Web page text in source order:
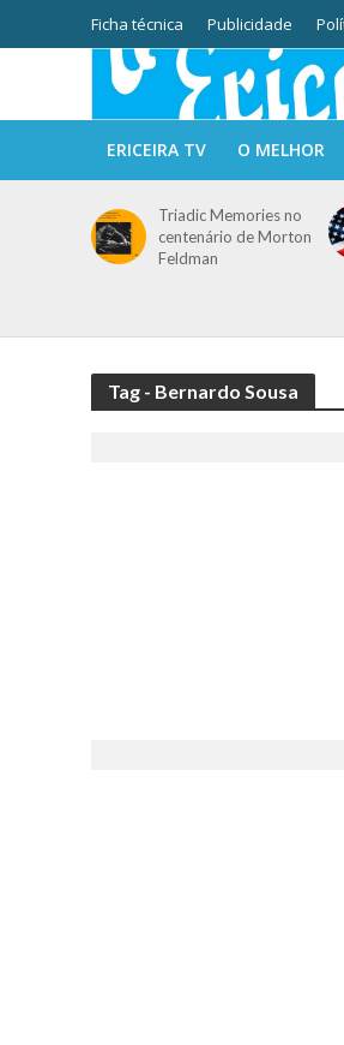
Ficha técnica Publicidade
ERICEIRA TV O MELHOR
Triadic Memories no
centenário de Morton
Feldman
Tag - Bernardo Sousa